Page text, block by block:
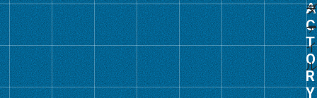
ル
ー
プ
リ
ン
ダ
ー
ー
フ
ァ
イ
ル